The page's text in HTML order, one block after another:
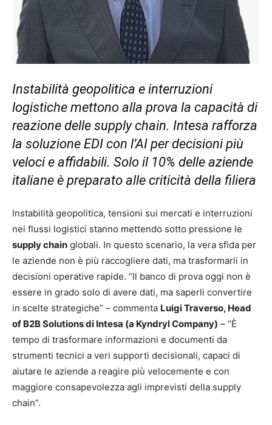
Instabilità geopolitica e interruzioni
logistiche mettono alla prova la capacità di
reazione delle supply chain. Intesa rafforza
la soluzione EDI con l’AI per decisioni più
veloci e affidabili. Solo il 10% delle aziende
italiane è preparato alle criticità della filiera
Instabilità geopolitica, tensioni sui mercati e interruzioni
nei flussi logistici stanno mettendo sotto pressione le
supply chain globali. In questo scenario, la vera sfida per
le aziende non è più raccogliere dati, ma trasformarli in
decisioni operative rapide. “Il banco di prova oggi non è
essere in grado solo di avere dati, ma saperli convertire
in scelte strategiche” – commenta Luigi Traverso, Head
of B2B Solutions di Intesa (a Kyndryl Company) – “È
tempo di trasformare informazioni e documenti da
strumenti tecnici a veri supporti decisionali, capaci di
aiutare le aziende a reagire più velocemente e con
maggiore consapevolezza agli imprevisti della supply
chain”.